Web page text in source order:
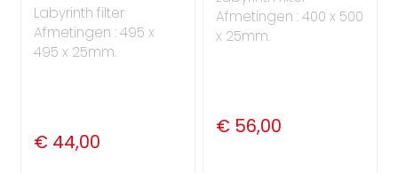
Labyrinth filter
Afmetingen : 495 x
495 x 25mm.
€ 44,00
Afmetingen : 400 x 500
x 25mm.
€ 56,00